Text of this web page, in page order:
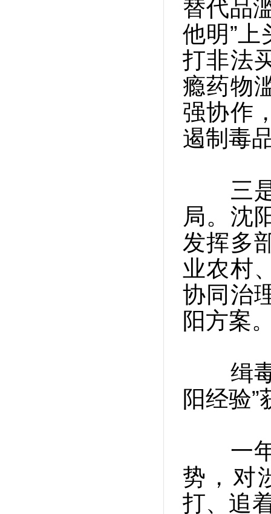
替代品
他明”
打非法
瘾药物
强协作
遏制毒
三是
局。沈
发挥多
业农村
协同治
阳方案
缉毒
阳经验”
一年
势，对
打、追